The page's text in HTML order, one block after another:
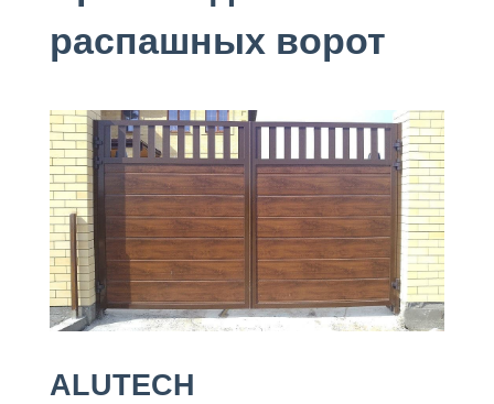
распашных ворот
ALUTECH